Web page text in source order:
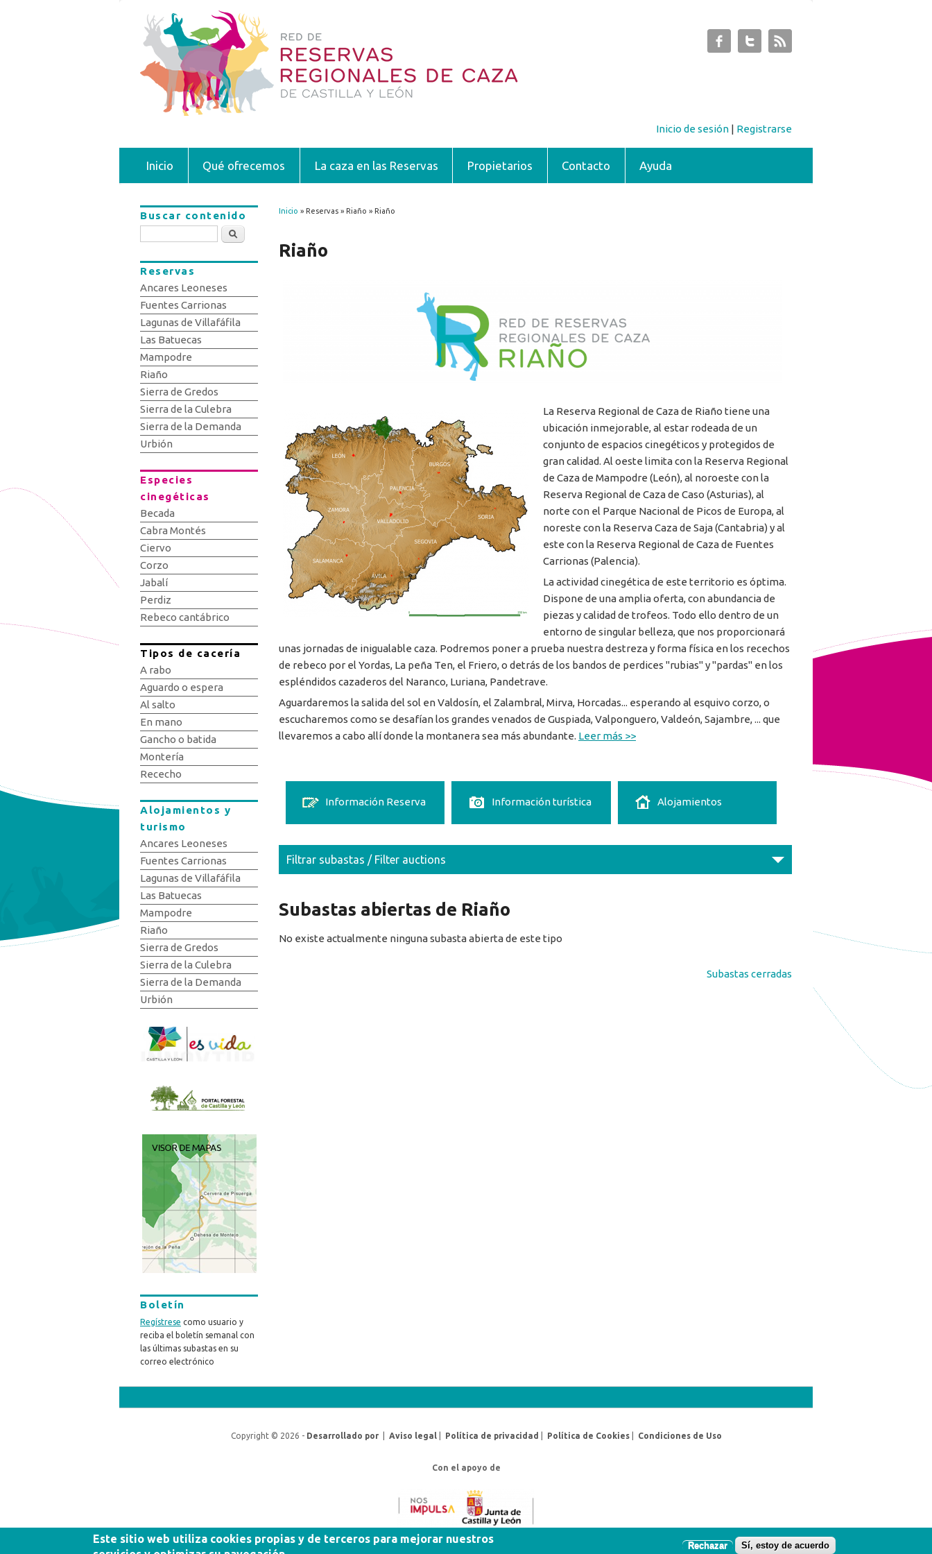
Inicio de sesión | Registrarse
Inicio Qué ofrecemos La caza en las Reservas Propietarios Contacto Ayuda
Se encuentra usted aquí
Inicio » Reservas » Riaño » Riaño
Riaño
La Reserva Regional de Caza de Riaño tiene una
ubicación inmejorable, al estar rodeada de un
conjunto de espacios cinegéticos y protegidos de
gran calidad. Al oeste limita con la Reserva Regional
de Caza de Mampodre (León), al noroeste con la
Reserva Regional de Caza de Caso (Asturias), al
norte con el Parque Nacional de Picos de Europa, al
noreste con la Reserva Caza de Saja (Cantabria) y al
este con la Reserva Regional de Caza de Fuentes
Carrionas (Palencia).
La actividad cinegética de este territorio es óptima.
Dispone de una amplia oferta, con abundancia de
piezas y calidad de trofeos. Todo ello dentro de un
entorno de singular belleza, que nos proporcionará
unas jornadas de inigualable caza. Podremos poner a prueba nuestra destreza y forma física en los recechos
de rebeco por el Yordas, La peña Ten, el Friero, o detrás de los bandos de perdices "rubias" y "pardas" en los
espléndidos cazaderos del Naranco, Luriana, Pandetrave.
Aguardaremos la salida del sol en Valdosín, el Zalambral, Mirva, Horcadas... esperando al esquivo corzo, o
escucharemos como se desafían los grandes venados de Guspiada, Valponguero, Valdeón, Sajambre, ... que
llevaremos a cabo allí donde la montanera sea más abundante. Leer más >>
Información Reserva Información turística Alojamientos
Filtrar subastas / Filter auctions
Subastas abiertas de Riaño
No existe actualmente ninguna subasta abierta de este tipo
Subastas cerradas
Buscar contenido
Buscar
Reservas
Ancares Leoneses
Fuentes Carrionas
Lagunas de Villafáfila
Las Batuecas
Mampodre
Riaño
Sierra de Gredos
Sierra de la Culebra
Sierra de la Demanda
Urbión
Especies
cinegéticas
Becada
Cabra Montés
Ciervo
Corzo
Jabalí
Perdiz
Rebeco cantábrico
Tipos de cacería
A rabo
Aguardo o espera
Al salto
En mano
Gancho o batida
Montería
Rececho
Alojamientos y
turismo
Ancares Leoneses
Fuentes Carrionas
Lagunas de Villafáfila
Las Batuecas
Mampodre
Riaño
Sierra de Gredos
Sierra de la Culebra
Sierra de la Demanda
Urbión
Boletín
Regístrese como usuario y
reciba el boletín semanal con
las últimas subastas en su
correo electrónico
Copyright © 2026 - Desarrollado por| Aviso legal Política de privacidad Política de Cookies| Condiciones de Uso
Con el apoyo de
Este sitio web utiliza cookies propias y de terceros para mejorar nuestros
Rechazar Sí, estoy de acuerdo